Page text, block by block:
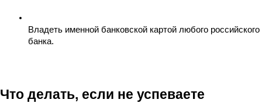
Владеть именной банковской картой любого российского
банка.
Что делать, если не успеваете